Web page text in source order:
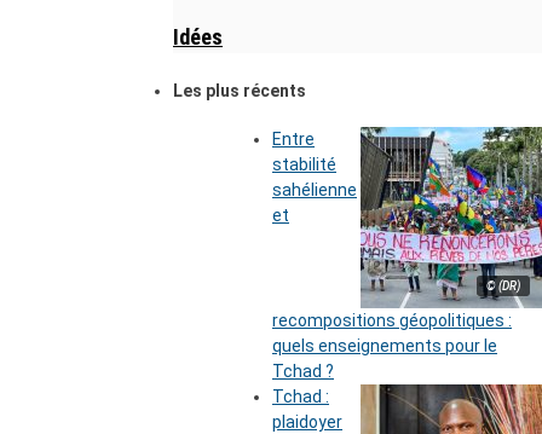
Idées
Les plus récents
© (DR)
Entre
stabilité
sahélienne
et
recompositions géopolitiques :
quels enseignements pour le
Tchad ?
Tchad :
plaidoyer